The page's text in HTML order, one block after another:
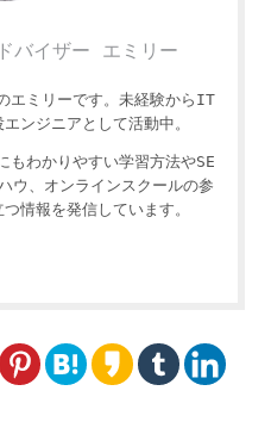
バイザー エミリー
エミリーです。未経験からIT
ンジニアとして活動中。
もわかりやすい学習方法やSE
ウ、オンラインスクールの参
情報を発信しています。